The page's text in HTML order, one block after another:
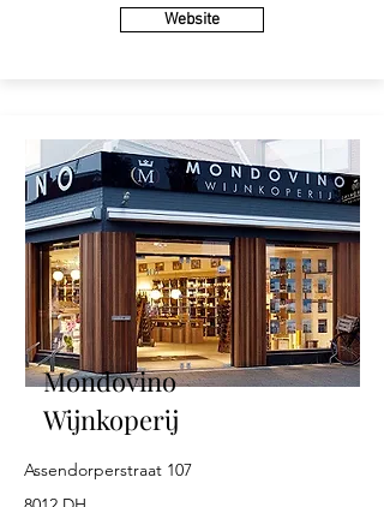
Website
Mondovino
Wijnkoperij
Assendorperstraat 107